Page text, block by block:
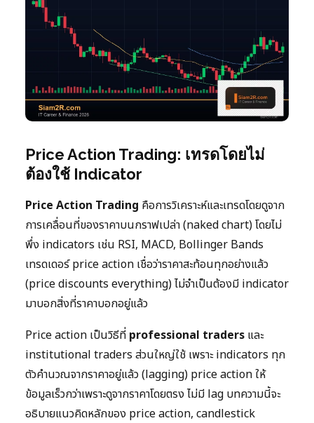
Price Action Trading: เทรดโดยไม่
ต้องใช้ Indicator
Price Action Trading คือการวิเคราะห์และเทรดโดยดูจาก
การเคลื่อนที่ของราคาบนกราฟเปล่า (naked chart) โดยไม่
พึ่ง indicators เช่น RSI, MACD, Bollinger Bands
เทรดเดอร์ price action เชื่อว่าราคาสะท้อนทุกอย่างแล้ว
(price discounts everything) ไม่จำเป็นต้องมี indicator
มาบอกสิ่งที่ราคาบอกอยู่แล้ว
Price action เป็นวิธีที่ professional traders และ
institutional traders ส่วนใหญ่ใช้ เพราะ indicators ทุก
ตัวคำนวณจากราคาอยู่แล้ว (lagging) price action ให้
ข้อมูลเร็วกว่าเพราะดูจากราคาโดยตรง ไม่มี lag บทความนี้จะ
อธิบายแนวคิดหลักของ price action, candlestick